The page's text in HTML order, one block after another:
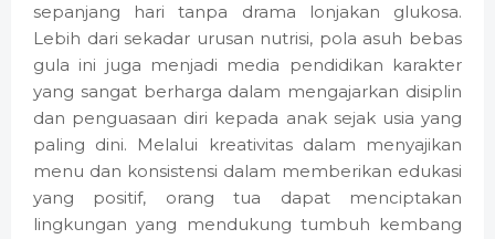
sepanjang hari tanpa drama lonjakan glukosa.
Lebih dari sekadar urusan nutrisi, pola asuh bebas
gula ini juga menjadi media pendidikan karakter
yang sangat berharga dalam mengajarkan disiplin
dan penguasaan diri kepada anak sejak usia yang
paling dini. Melalui kreativitas dalam menyajikan
menu dan konsistensi dalam memberikan edukasi
yang positif, orang tua dapat menciptakan
lingkungan yang mendukung tumbuh kembang